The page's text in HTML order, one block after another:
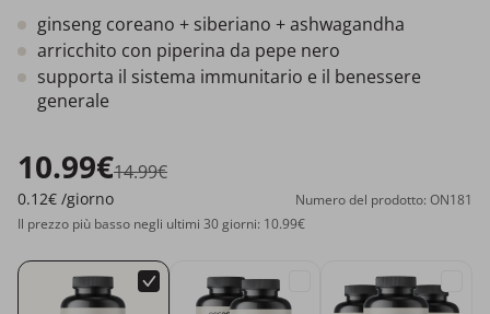
ginseng coreano + siberiano + ashwagandha
arricchito con piperina da pepe nero
supporta il sistema immunitario e il benessere
generale
10.99€14.99€
0.12€ /giorno
Numero del prodotto: ON181
Il prezzo più basso negli ultimi 30 giorni: 10.99€